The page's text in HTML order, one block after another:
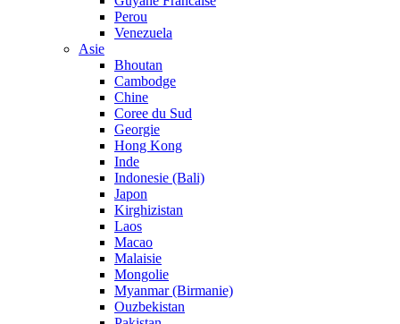
Perou
Venezuela
Asie
Bhoutan
Cambodge
Chine
Coree du Sud
Georgie
Hong Kong
Inde
Indonesie (Bali)
Japon
Kirghizistan
Laos
Macao
Malaisie
Mongolie
Myanmar (Birmanie)
Ouzbekistan